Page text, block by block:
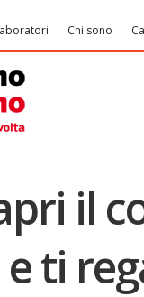
Chi sono
il
ti